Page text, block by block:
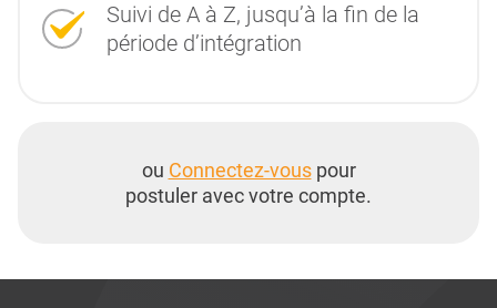
Suivi de A à Z, jusqu’à la fin de la
période d’intégration
ou Connectez-vouspour
postuler avec votre compte.